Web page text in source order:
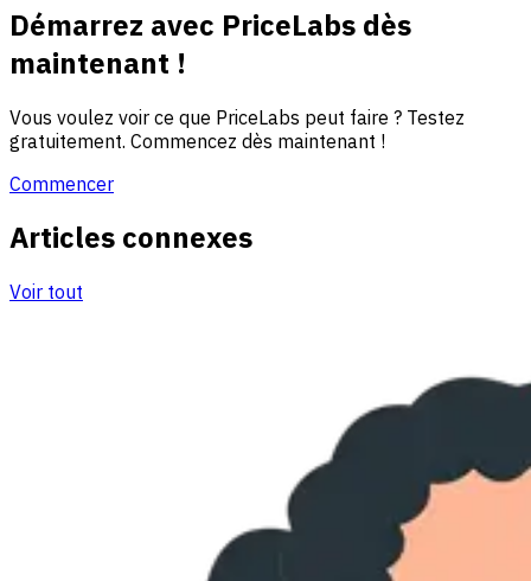
Démarrez avec PriceLabs dès
maintenant !
Vous voulez voir ce que PriceLabs peut faire ? Testez
gratuitement. Commencez dès maintenant !
Commencer
Articles connexes
Voir tout